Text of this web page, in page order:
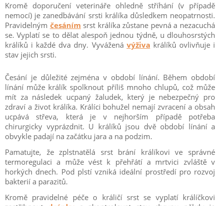
Kromě doporučení veterináře ohledně stříhání (v případě
nemocí) je zanedbávání srsti králíka důsledkem neopatrnosti.
Pravidelným česáním srst králíka zůstane pevná a nezacuchá
se. Vyplatí se to dělat alespoň jednou týdně, u dlouhosrstých
králíků i každé dva dny. Vyvážená výživa králíků ovlivňuje i
stav jejich srsti.
Česání je důležité zejména v období línání. Během období
línání může králík spolknout příliš mnoho chlupů, což může
mít za následek ucpaný žaludek, který je nebezpečný pro
zdraví a život králíka. Králíci bohužel nemají zvracení a obsah
ucpává střeva, která je v nejhorším případě potřeba
chirurgicky vyprázdnit. U králíků jsou dvě období línání a
obvykle padají na začátku jara a na podzim.
Pamatujte, že zplstnatělá srst brání králíkovi ve správné
termoregulaci a může vést k přehřátí a mrtvici zvláště v
horkých dnech. Pod plstí vzniká ideální prostředí pro rozvoj
bakterií a parazitů.
Kromě pravidelné péče o králičí srst se vyplatí králíčkovi